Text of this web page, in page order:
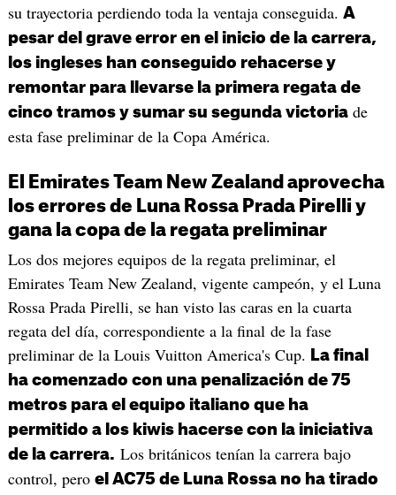
su trayectoria perdiendo toda la ventaja conseguida. A
pesar del grave error en el inicio de la carrera,
los ingleses han conseguido rehacerse y
remontar para llevarse la primera regata de
cinco tramos y sumar su segunda victoriade
esta fase preliminar de la Copa América.
El Emirates Team New Zealand aprovecha
los errores de Luna Rossa Prada Pirelli y
gana la copa de la regata preliminar
Los dos mejores equipos de la regata preliminar, el
Emirates Team New Zealand, vigente campeón, y el Luna
Rossa Prada Pirelli, se han visto las caras en la cuarta
regata del día, correspondiente a la final de la fase
preliminar de la Louis Vuitton America's Cup.
La final
ha comenzado con una penalización de 75
metros para el equipo italiano que ha
permitido a los kiwis hacerse con la iniciativa
de la carrera. Los británicos tenían la carrera bajo
control, pero el AC75 de Luna Rossa no ha tirado